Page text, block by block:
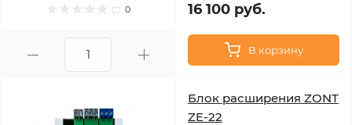
0 16 100 руб.
В корзину
Блок расширения ZONT
ZE-22